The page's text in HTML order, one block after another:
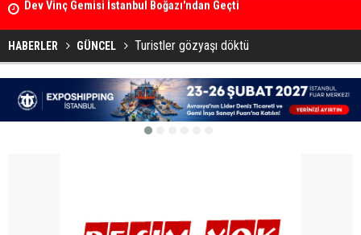
Ege Denizi’nin En Büyük Mercan Ormanı
HABERLER GÜNCEL Turistler gözyaşı döktü